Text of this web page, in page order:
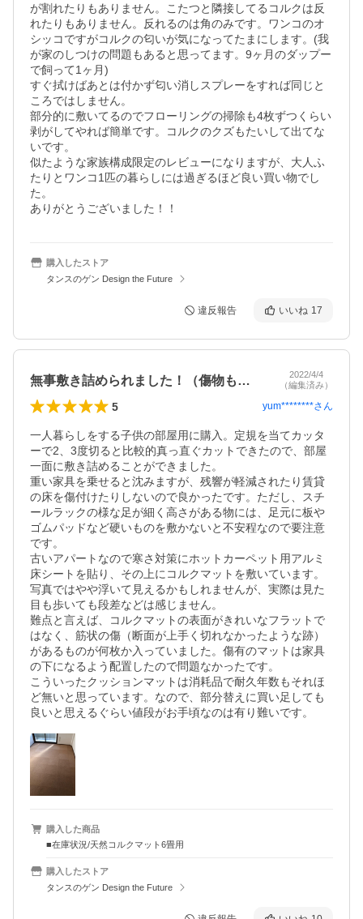
が割れたりもありません。こたつと隣接してるコルクは反
れたりもありません。反れるのは角のみです。ワンコのオ
シッコですがコルクの匂いが気になってたまにします。(我
が家のしつけの問題もあると思ってます。9ヶ月のダップー
で飼って1ヶ月)
すぐ拭けばあとは付かず匂い消しスプレーをすれば同じと
ころではしません。
部分的に敷いてるのでフローリングの掃除も4枚ずつくらい
剥がしてやれば簡単です。コルクのクズもたいして出てな
いです。
似たような家族構成限定のレビューになりますが、大人ふ
たりとワンコ1匹の暮らしには過ぎるほど良い買い物でし
た。
ありがとうございました！！
購入したストア
タンスのゲン Design the Future
違反報告 いいね 17
無事敷き詰められました！（傷物も有り）
2022/4/4
（編集済み）
5 yum********さん
一人暮らしをする子供の部屋用に購入。定規を当てカッタ
ーで2、3度切ると比較的真っ直ぐカットできたので、部屋
一面に敷き詰めることができました。
重い家具を乗せると沈みますが、残響が軽減されたり賃貸
の床を傷付けたりしないので良かったです。ただし、スチ
ールラックの様な足が細く高さがある物には、足元に板や
ゴムパッドなど硬いものを敷かないと不安程なので要注意
です。
古いアパートなので寒さ対策にホットカーペット用アルミ
床シートを貼り、その上にコルクマットを敷いています。
写真ではやや浮いて見えるかもしれませんが、実際は見た
目も歩いても段差などは感じません。
難点と言えば、コルクマットの表面がきれいなフラットで
はなく、筋状の傷（断面が上手く切れなかったような跡）
があるものが何枚か入っていました。傷有のマットは家具
の下になるよう配置したので問題なかったです。
こういったクッションマットは消耗品で耐久年数もそれほ
ど無いと思っています。なので、部分替えに買い足しても
良いと思えるぐらい値段がお手頃なのは有り難いです。
購入した商品
■在庫状況/天然コルクマット6畳用
購入したストア
タンスのゲン Design the Future